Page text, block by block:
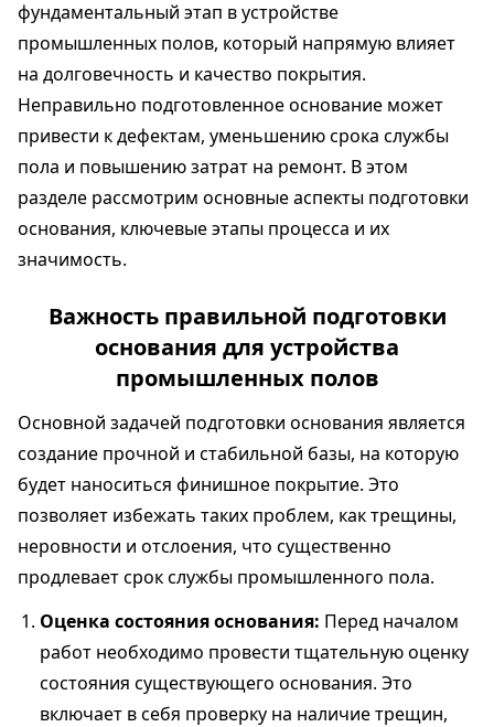
фундаментальный этап в устройстве
промышленных полов, который напрямую влияет
на долговечность и качество покрытия.
Неправильно подготовленное основание может
привести к дефектам, уменьшению срока службы
пола и повышению затрат на ремонт. В этом
разделе рассмотрим основные аспекты подготовки
основания, ключевые этапы процесса и их
значимость.
Важность правильной подготовки
основания для устройства
промышленных полов
Основной задачей подготовки основания является
создание прочной и стабильной базы, на которую
будет наноситься финишное покрытие. Это
позволяет избежать таких проблем, как трещины,
неровности и отслоения, что существенно
продлевает срок службы промышленного пола.
Оценка состояния основания: Перед началом
работ необходимо провести тщательную оценку
состояния существующего основания. Это
включает в себя проверку на наличие трещин,